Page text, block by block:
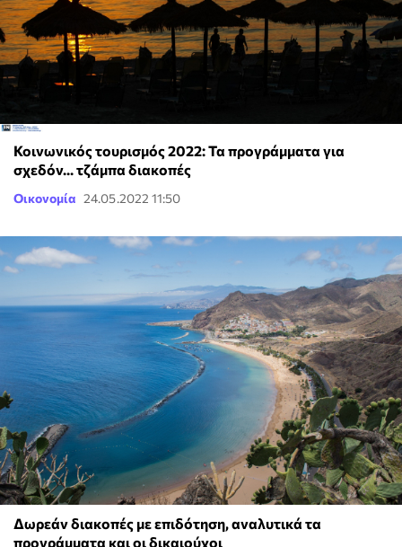
Κοινωνικός τουρισμός 2022: Τα προγράμματα για
σχεδόν... τζάμπα διακοπές
Οικονομία 24.05.2022 11:50
Δωρεάν διακοπές με επιδότηση, αναλυτικά τα
προγράμματα και οι δικαιούχοι